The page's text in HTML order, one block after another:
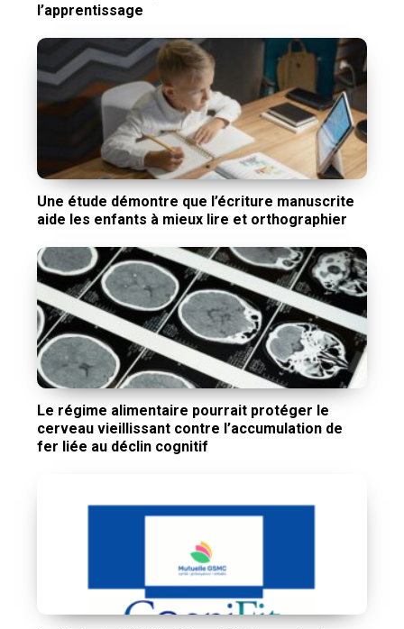
l’apprentissage
Une étude démontre que l’écriture manuscrite
aide les enfants à mieux lire et orthographier
Le régime alimentaire pourrait protéger le
cerveau vieillissant contre l’accumulation de
fer liée au déclin cognitif